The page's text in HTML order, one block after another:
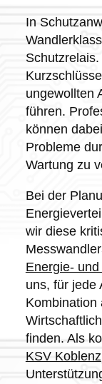
In
ungewollten
führen.
können
Probleme
Wartung zu
Bei der
wir diese
Energie-
uns, für jede
Kombination
finden. Als
KSV Koblenz